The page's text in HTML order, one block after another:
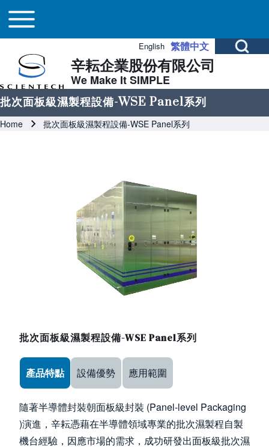
Skip to header
Skip to main navigation
Skip to main content
Close search
Search
Main navigation
Toggle main menu
Open Search
English 繁體中文
辛耘企業股份有限公司
We Make It SIMPLE
批次面板級濕製程設備-WSE Panel系列
Breadcrumb
Home 批次面板級濕製程設備-WSE Panel系列
批次面板級濕製程設備-WSE Panel系列
Use the arrow keys to navigate between tabs
產品特點 設備優勢 應用範圍
隨著半導體封裝朝面板級封裝 (Panel-level Packaging
)演進，辛耘憑藉在半導體領域專業的批次濕製程自製
機台經驗，因應市場的需求，成功研發出面板級批次濕